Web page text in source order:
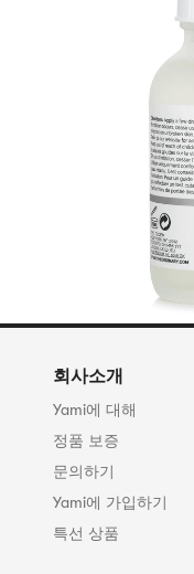
회사소개
Yami에 대해
정품 보증
문의하기
Yami에 가입하기
특선 상품